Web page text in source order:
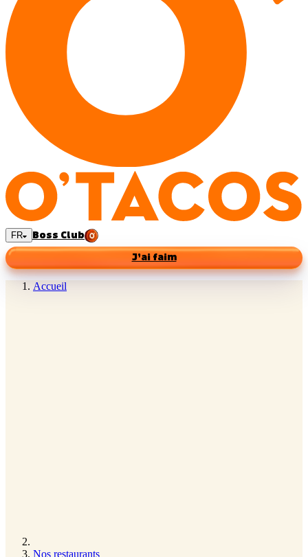
FR
Boss Club
J’ai faim
Accueil
Nos restaurants